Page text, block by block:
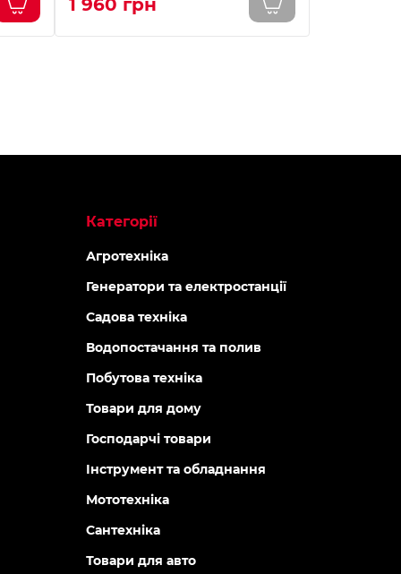
1 960 грн
Категорії
Агротехніка
Генератори та електростанції
Садова техніка
Водопостачання та полив
Побутова техніка
Товари для дому
Господарчі товари
Інструмент та обладнання
Мототехніка
Сантехніка
Товари для авто